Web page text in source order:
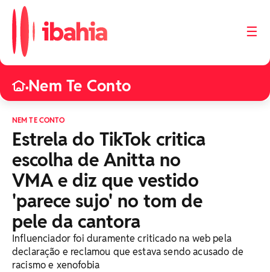
☰
•Nem Te Conto
NEM TE CONTO
Estrela do TikTok critica
escolha de Anitta no
VMA e diz que vestido
'parece sujo' no tom de
pele da cantora
Influenciador foi duramente criticado na web pela
declaração e reclamou que estava sendo acusado de
racismo e xenofobia